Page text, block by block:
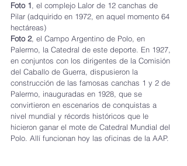
Foto 1, el complejo Lalor de 12 canchas de
Pilar (adquirido en 1972, en aquel momento 64
hectáreas)
Foto 2, el Campo Argentino de Polo, en
Palermo, la Catedral de este deporte. En 1927,
en conjuntos con los dirigentes de la Comisión
del Caballo de Guerra, dispusieron la
construcción de las famosas canchas 1 y 2 de
Palermo, inauguradas en 1928, que se
convirtieron en escenarios de conquistas a
nivel mundial y récords históricos que le
hicieron ganar el mote de Catedral Mundial del
Polo. Allí funcionan hoy las oficinas de la AAP.